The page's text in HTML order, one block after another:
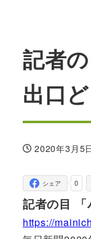
記者
出口
投稿日
2020年3月5
0
シェア
記者の目
https://